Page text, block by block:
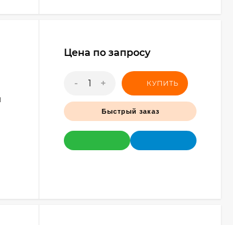
Цена по запросу
- + КУПИТЬ
Быстрый заказ